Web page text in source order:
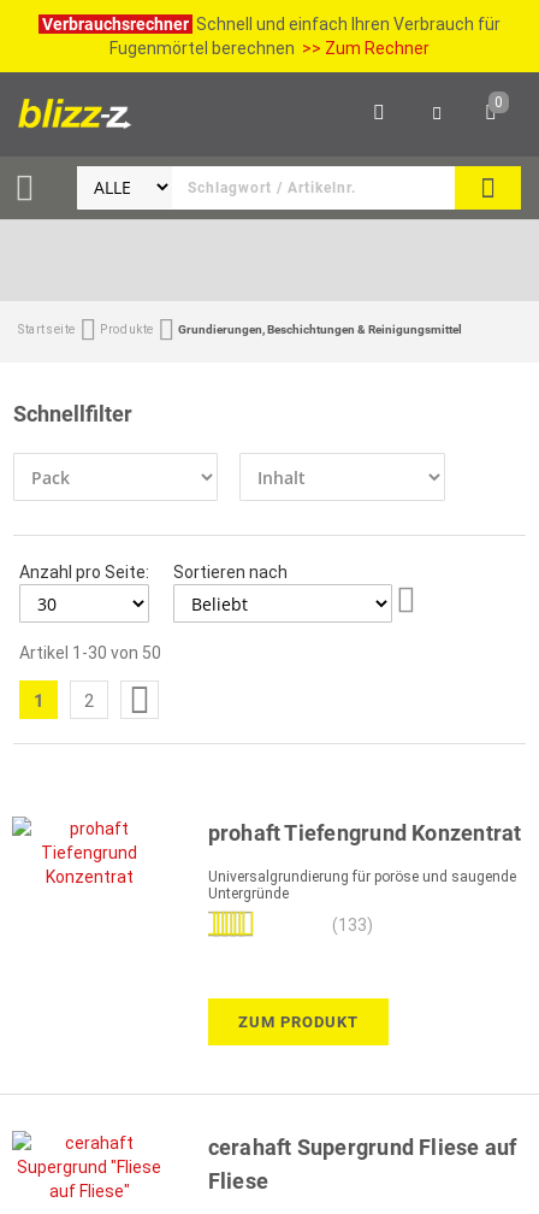
Verbrauchsrechner Schnell und einfach Ihren Verbrauch für
Fugenmörtel berechnen >> Zum Rechner
SUCHE
0
Startseite Produkte Grundierungen, Beschichtungen & Reinigungsmittel
Schnellfilter
Anzahl pro Seite:
Sortieren nach
Artikel 1 -30 von 50
Sie
Seite
1 Seite
2
prohaft Tiefengrund Konzentrat
Universalgrundierung für poröse und saugende
Untergründe
Bewertung:
(133)
ZUM PRODUKT
cerahaft Supergrund Fliese auf
Fliese